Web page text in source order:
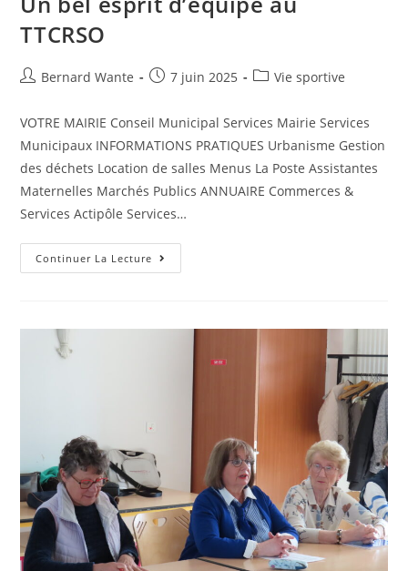
TTCRSO
Bernard Wante 7 juin 2025 Vie sportive
VOTRE MAIRIE Conseil Municipal Services Mairie Services
Municipaux INFORMATIONS PRATIQUES Urbanisme Gestion
des déchets Location de salles Menus La Poste Assistantes
Maternelles Marchés Publics ANNUAIRE Commerces &
Services Actipôle Services…
Continuer La Lecture